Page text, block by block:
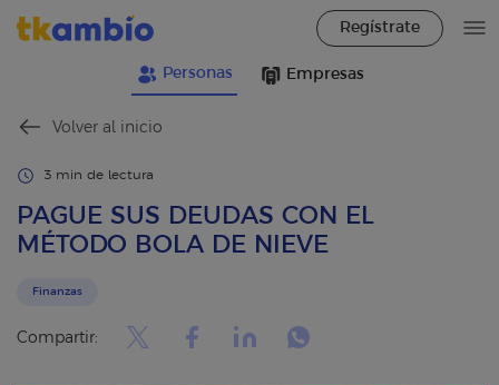
Regístrate
Personas Empresas
Volver al inicio
3 min de lectura
PAGUE SUS DEUDAS CON EL
MÉTODO BOLA DE NIEVE
Finanzas
Compartir: